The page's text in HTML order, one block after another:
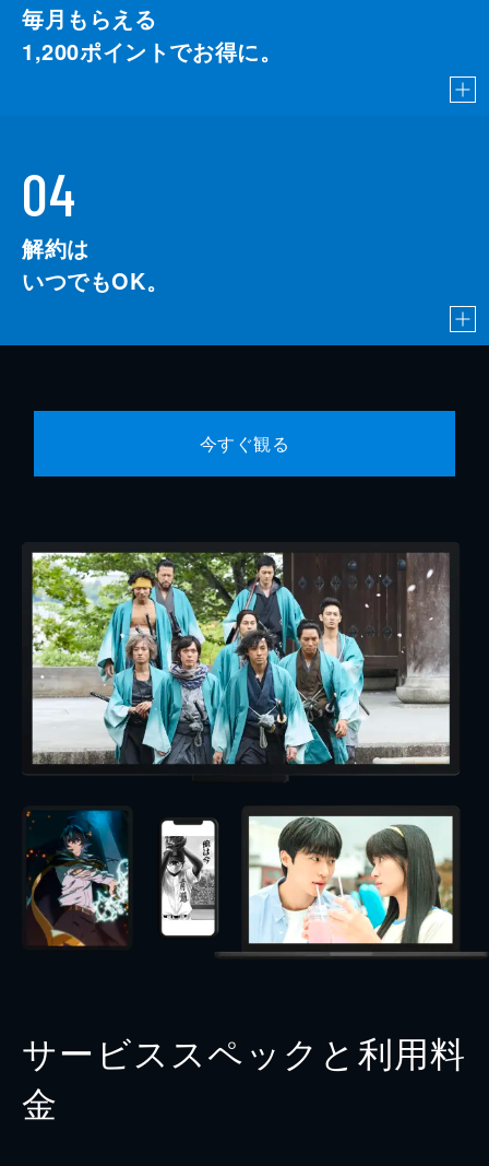
毎月もらえる
1,200ポイントでお得に。
04
解約は
いつでもOK。
今すぐ観る
サービススペックと利用料
金